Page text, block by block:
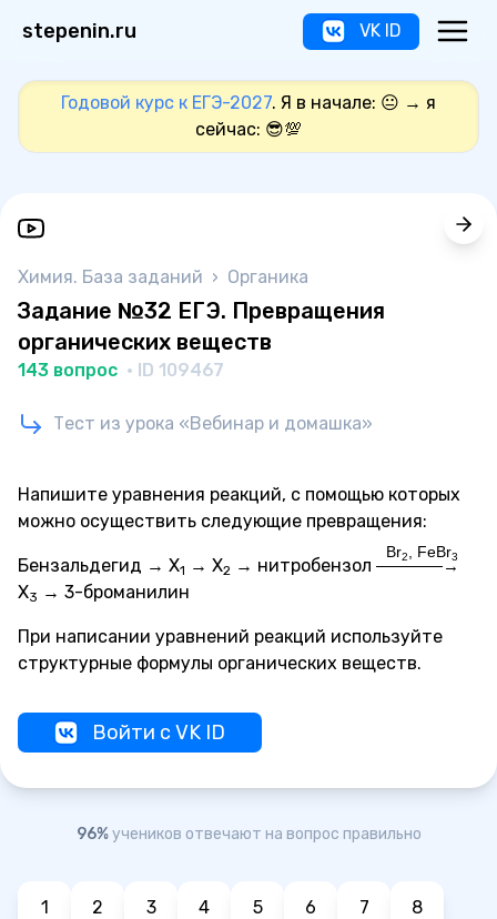
stepenin.ru VK ID
Годовой курс к ЕГЭ-2027. Я в начале: 😐 → я
сейчас: 😎💯
Химия. База заданий › Органика
Задание №32 ЕГЭ. Превращения
органических веществ
143 вопрос · ID 109467
Тест из урока «Вебинар и домашка»
Напишите уравнения реакций, с помощью которых
можно осуществить следующие превращения:
Бензальдегид → X1 → X2 → нитробензол ————→
Br2, FeBr3
X3 → 3-броманилин
При написании уравнений реакций используйте
структурные формулы органических веществ.
Войти с VK ID
96%учеников отвечают на вопрос правильно
1 2 3 4 5 6 7 8